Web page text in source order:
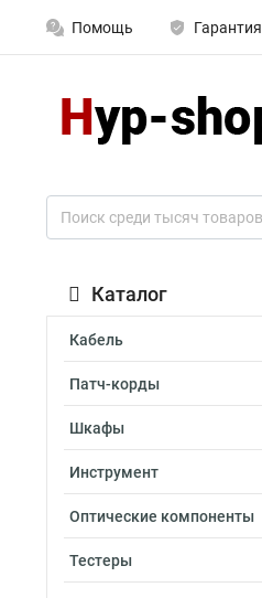
Помощь Гарантия
Каталог
Кабель
Патч-корды
Шкафы
Инструмент
Оптические компоненты
Тестеры